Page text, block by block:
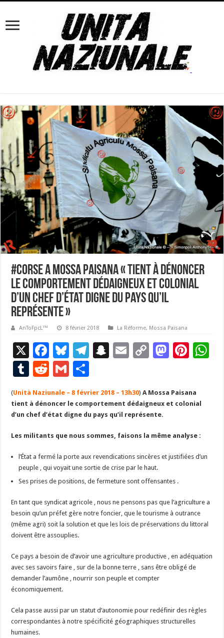
#Corse A Mossa Paisana « tient à dénoncer
le comportement dédaigneux et colonial
d’un chef d’état digne du pays qu’il
représente »
AnToFpcL™ 8 février 2018 La Réforme, Mossa Paisana
X
F
ac
e
b
o
o
Bl
u
es
ky
T
gr
a
m
S
p
c
h
E
l
C
y
Li
n
M
d
n
Pi
es
T
u
m
bl
r
R
d
di
t
G
m
ai
l
ar
ta
g
er
(Unità Naziunale – 8 février 2018 – 13h30)A Mossa Paisana
tient à dénoncer le comportement dédaigneux et colonial
d’un chef d’état digne du pays qu’il représente.
Les militants que nous sommes, faisons la même analyse :
l’État a fermé la porte aux revendications sincères et justifiées d’un
peuple , qui voyait une sortie de crise par le haut.
Ses prises de positions, de fermeture sont offensantes .
En tant que syndicat agricole , nous ne pensons pas que l’agriculture a
besoin qu’un préfet gère notre foncier, que le tourisme à outrance
(même agri) soit la solution et que les lois de préservations du littoral
doivent être assouplies.
Ce pays a besoin de d’avoir une agriculture productive , en adéquation
avec ses savoirs faire , sur de la bonne terre , sans être obligé de
demander l’aumône , nourrir son peuple et compter
économiquement.
Cela passe aussi par un statut d’autonomie pour redéfinir des règles
correspondantes à notre spécificité géographiques structurelles
humaines.